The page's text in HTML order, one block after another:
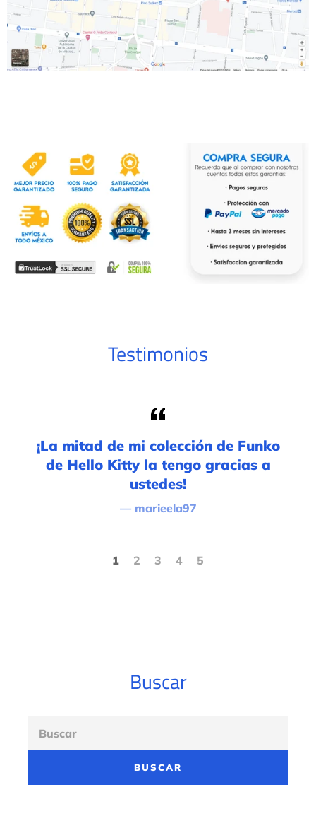
Testimonios
¡La mitad de mi colección de Funko
de Hello Kitty la tengo gracias a
ustedes!
marieela97
1 2 3 4 5
Buscar
BUSCAR